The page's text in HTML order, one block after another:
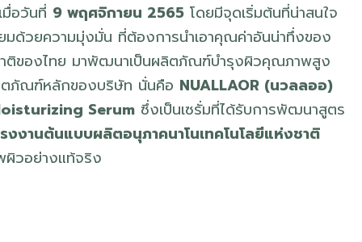
อวันที่ 9 พฤศจิกายน 2565 โดยมีจุดเริ่มต้นที่น่าสนใจ
ด้วยความมุ่งมั่น ที่ต้องการนำเอาคุณค่าอันน่าทึ่งของ
ติของไทย มาพัฒนาเป็นผลิตภัณฑ์บำรุงผิวคุณภาพสูง
ตภัณฑ์หลักของบริษัท นั่นคือ NUALLAOR (นวลลออ)
Serum ซึ่งเป็นเซรั่มที่ได้รับการพัฒนาสูตร
งงานต้นแบบผลิตอนุภาคนาโนเทคโนโลยีแห่งชาติ
ผิวอย่างแท้จริง